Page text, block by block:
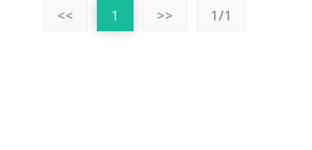
<< 1 >> 1/1